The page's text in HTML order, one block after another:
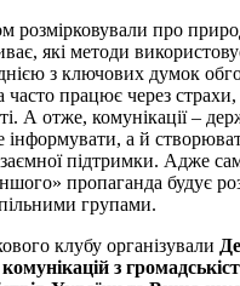
розмірковували про
які методи
з ключових думок
працює через страхи,
А отже, комунікації –
а й
підтримки. Адже
пропаганда будує
групами.
клубу організували
з